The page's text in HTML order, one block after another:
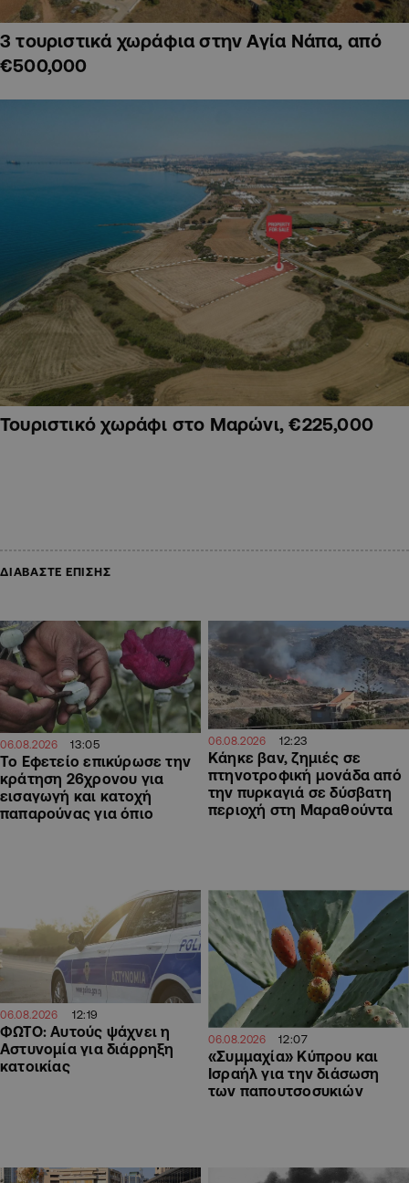
3 τουριστικά χωράφια στην Αγία Νάπα, από
€500,000
Τουριστικό χωράφι στο Μαρώνι, €225,000
ΔΙΑΒΑΣΤΕ ΕΠΙΣΗΣ
06.08.2026 13:05
Το Εφετείο επικύρωσε την
κράτηση 26χρονου για
εισαγωγή και κατοχή
παπαρούνας για όπιο
06.08.2026 12:23
Κάηκε βαν, ζημιές σε
πτηνοτροφική μονάδα από
την πυρκαγιά σε δύσβατη
περιοχή στη Μαραθούντα
06.08.2026 12:19
ΦΩΤΟ: Αυτούς ψάχνει η
Αστυνομία για διάρρηξη
κατοικίας
06.08.2026 12:07
«Συμμαχία» Κύπρου και
Ισραήλ για την διάσωση
των παπουτσοσυκιών